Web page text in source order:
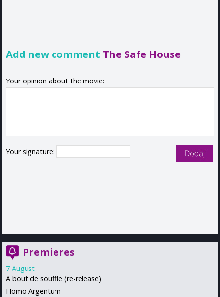
Add new comment The Safe House
Your opinion about the movie:
Your signature:
Premieres
7 August
A bout de souffle (re-release)
Homo Argentum